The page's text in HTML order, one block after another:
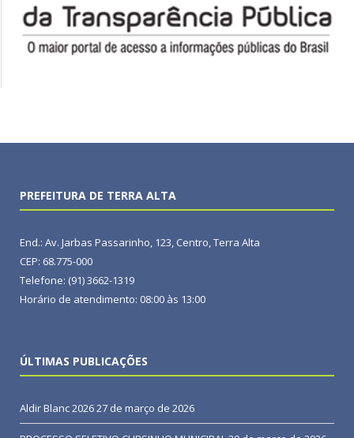
PREFEITURA DE TERRA ALTA
End.: Av. Jarbas Passarinho, 123, Centro, Terra Alta
CEP: 68.775-000
Telefone: (91) 3662-1319
Horário de atendimento: 08:00 às 13:00
ÚLTIMAS PUBLICAÇÕES
Aldir Blanc 202627 de março de 2026